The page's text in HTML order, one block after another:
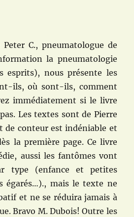
C., pneumatologue de
la pneumatologie
esprits), nous présente les
ils, où sont-ils, comment
immédiatement si le livre
Les textes sont de Pierre
de conteur est indéniable et
la première page. Ce livre
aussi les fantômes vont
type (enfance et petites
égarés…)., mais le texte ne
et ne se réduira jamais à
Bravo M. Dubois! Outre les